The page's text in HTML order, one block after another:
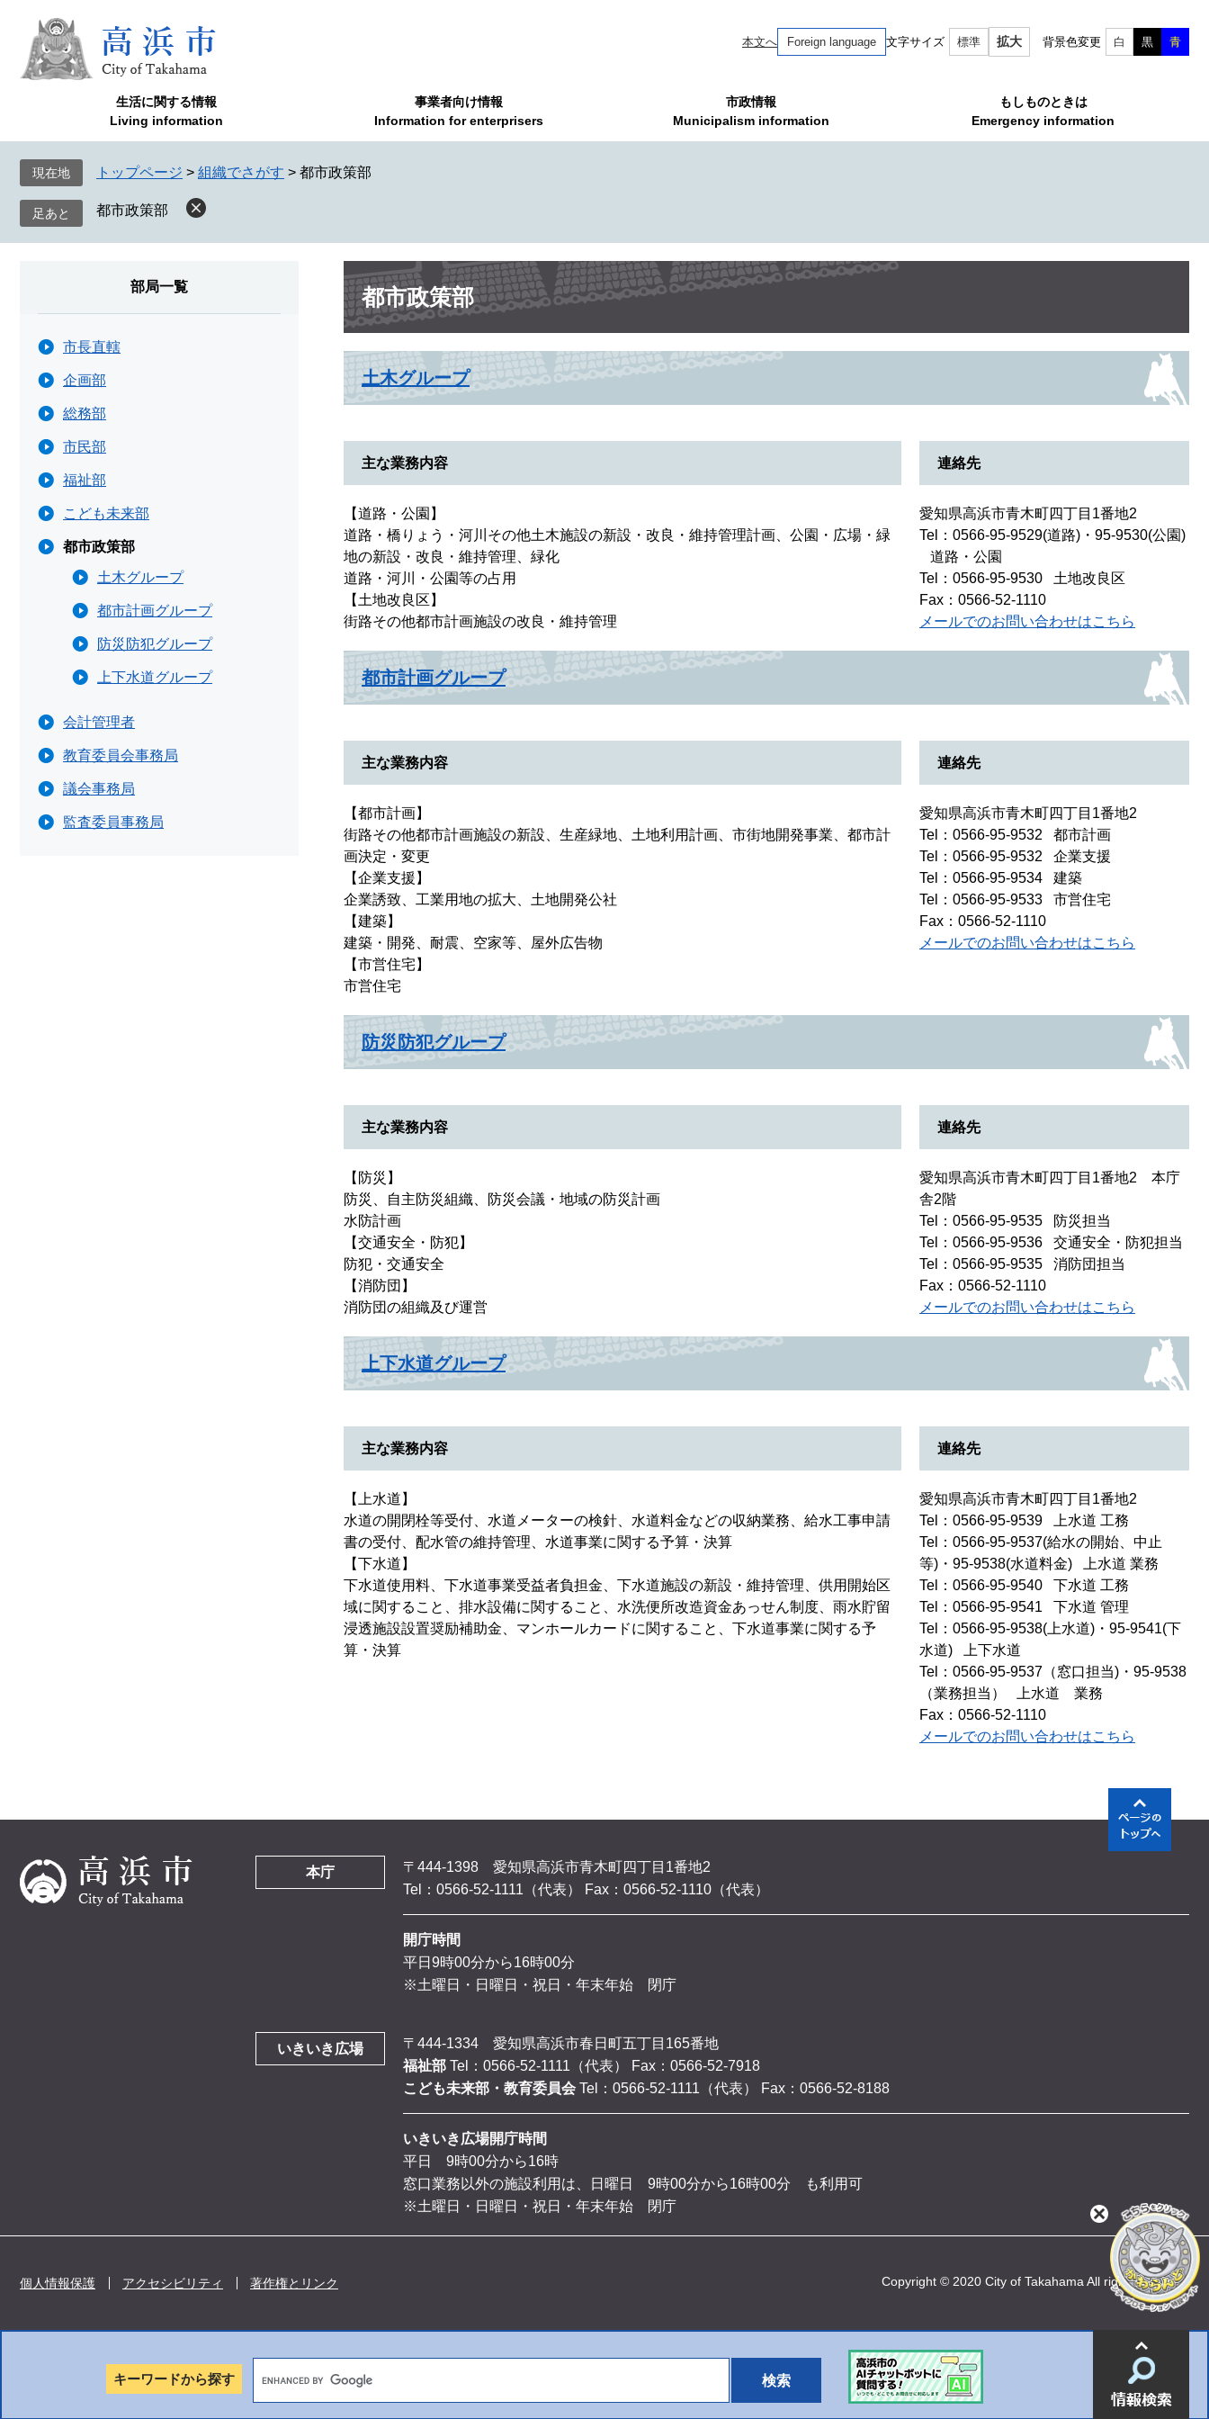
で
ば
へ
本文へ Foreign language 文字サイズ 標準 拡大 背景色変更 白 黒 青
生活に関する情報
Living information
事業者向け情報
Information for enterprisers
市政情報
Municipalism information
もしものときは
Emergency information
キーワードから探す
報
現在地 トップページ > 組織でさがす > 都市政策部
都市政策部
本
文 都市政策部
土木グループ
主な業務内容
【道路・公園】
道路・橋りょう・河川その他土木施設の新設・改良・維持管理計画、公園・広場・緑
地の新設・改良・維持管理、緑化
道路・河川・公園等の占用
【土地改良区】
街路その他都市計画施設の改良・維持管理
連絡先
愛知県高浜市青木町四丁目1番地2
Tel：0566-95-9529(道路)・95-9530(公園)
道路・公園
Tel：0566-95-9530
土地改良区
Fax：0566-52-1110
メールでのお問い合わせはこちら
都市計画グループ
主な業務内容
【都市計画】
街路その他都市計画施設の新設、生産緑地、土地利用計画、市街地開発事業、都市計
画決定・変更
【企業支援】
企業誘致、工業用地の拡大、土地開発公社
【建築】
建築・開発、耐震、空家等、屋外広告物
【市営住宅】
市営住宅
連絡先
愛知県高浜市青木町四丁目1番地2
Tel：0566-95-9532
都市計画
Tel：0566-95-9532
企業支援
Tel：0566-95-9534
建築
Tel：0566-95-9533
市営住宅
Fax：0566-52-1110
メールでのお問い合わせはこちら
防災防犯グループ
主な業務内容
【防災】
防災、自主防災組織、防災会議・地域の防災計画
水防計画
【交通安全・防犯】
防犯・交通安全
【消防団】
消防団の組織及び運営
連絡先
愛知県高浜市青木町四丁目1番地2 本庁
舎2階
Tel：0566-95-9535
防災担当
Tel：0566-95-9536
交通安全・防犯担当
Tel：0566-95-9535
消防団担当
Fax：0566-52-1110
メールでのお問い合わせはこちら
上下水道グループ
主な業務内容
【上水道】
水道の開閉栓等受付、水道メーターの検針、水道料金などの収納業務、給水工事申請
書の受付、配水管の維持管理、水道事業に関する予算・決算
【下水道】
下水道使用料、下水道事業受益者負担金、下水道施設の新設・維持管理、供用開始区
域に関すること、排水設備に関すること、水洗便所改造資金あっせん制度、雨水貯留
浸透施設設置奨励補助金、マンホールカードに関すること、下水道事業に関する予
算・決算
連絡先
愛知県高浜市青木町四丁目1番地2
Tel：0566-95-9539
上水道 工務
Tel：0566-95-9537(給水の開始、中止
等)・95-9538(水道料金)
上水道 業務
Tel：0566-95-9540
下水道 工務
Tel：0566-95-9541
下水道 管理
Tel：0566-95-9538(上水道)・95-9541(下
水道)
上下水道
Tel：0566-95-9537（窓口担当)・95-9538
（業務担当）
上水道 業務
Fax：0566-52-1110
メールでのお問い合わせはこちら
部局一覧
市長直轄
企画部
総務部
市民部
福祉部
こども未来部
都市政策部
土木グループ
都市計画グループ
防災防犯グループ
上下水道グループ
会計管理者
教育委員会事務局
議会事務局
監査委員事務局
本庁
〒444-1398 愛知県高浜市青木町四丁目1番地2
Tel：0566-52-1111（代表）
Fax：0566-52-1110（代表）
開庁時間
平日9時00分から16時00分
※土曜日・日曜日・祝日・年末年始 閉庁
いきいき広場
〒444-1334 愛知県高浜市春日町五丁目165番地
福祉部 Tel：0566-52-1111（代表）
Fax：0566-52-7918
こども未来部・教育委員会 Tel：0566-52-1111（代表） Fax：0566-52-8188
いきいき広場開庁時間
平日 9時00分から16時
窓口業務以外の施設利用は、日曜日 9時00分から16時00分 も利用可
※土曜日・日曜日・祝日・年末年始 閉庁
個人情報保護 アクセシビリティ 著作権とリンク Copyright © 2020 City of Takahama All rights reserved
閉
じ